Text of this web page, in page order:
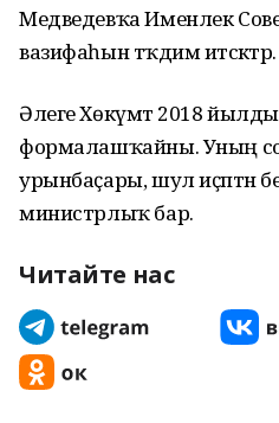
Медведевҡа Именлек
вазифаһын тәҡдим итәсәктәр.
Әлеге Хөкүмәт 2018
формалашҡайны. Уның
урынбаҫары, шул иҫәптән
министрлыҡ бар.
Читайте нас